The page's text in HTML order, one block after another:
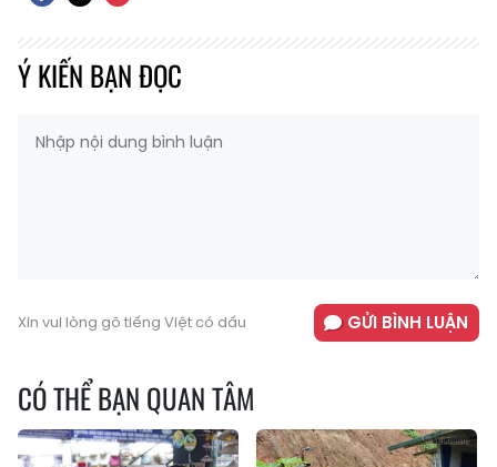
Ý KIẾN BẠN ĐỌC
Xin vui lòng gõ tiếng Việt có dấu GỬI BÌNH LUẬN
CÓ THỂ BẠN QUAN TÂM